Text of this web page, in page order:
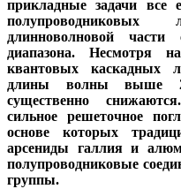
прикладные задачи
длинноволновой части
диапазона. Несмотря
квантовых каскадных
длины волны выше
существенно
сильное решеточное
основе которых
арсениды галлия и
полупроводниковые
группы.